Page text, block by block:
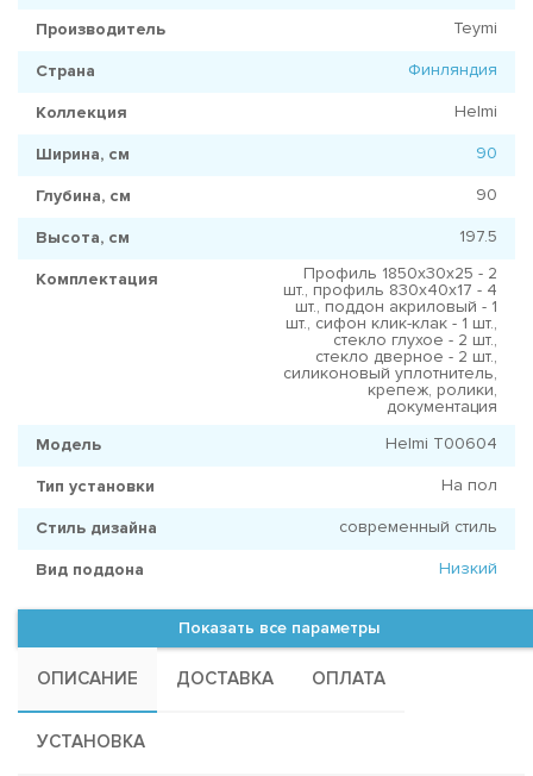
Производитель Teymi
Страна Финляндия
Коллекция Helmi
Ширина, см 90
Глубина, см 90
Высота, см 197.5
Комплектация
Профиль 1850х30х25 - 2
шт., профиль 830х40х17 - 4
шт., поддон акриловый - 1
шт., сифон клик-клак - 1 шт.,
стекло глухое - 2 шт.,
стекло дверное - 2 шт.,
силиконовый уплотнитель,
крепеж, ролики,
документация
Модель
Helmi T00604
Тип установки На пол
Стиль дизайна современный стиль
Вид поддона Низкий
Показать все параметры
ОПИСАНИЕ ДОСТАВКА ОПЛАТА
УСТАНОВКА